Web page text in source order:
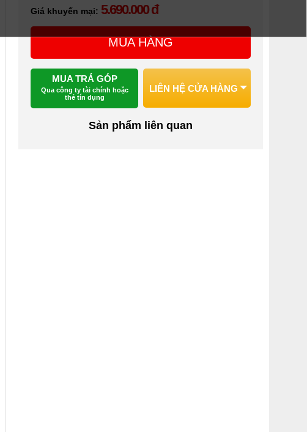
Giá khuyến mại: 5.690.000 đ
MUA HÀNG
MUA TRẢ GÓP
Qua công ty tài chính hoặc
thẻ tín dụng
LIÊN HỆ CỬA HÀNG
Sản phẩm liên quan